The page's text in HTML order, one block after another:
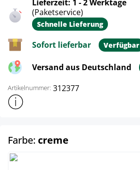
Lieferzeit: 1 - 2 Werktage
(Paketservice)
Schnelle Lieferung
Sofort lieferbar Verfügbar
Versand aus Deutschland
Artikelnummer: 312377
Weitere Produktinformationen anzeigen
Farbe: creme